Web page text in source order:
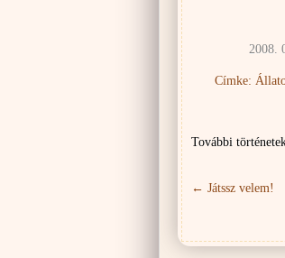
2008.
Címke:
További
← Játssz velem!